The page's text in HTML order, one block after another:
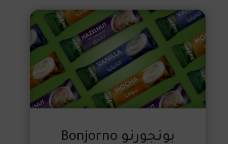
بونجورنو Bonjorno